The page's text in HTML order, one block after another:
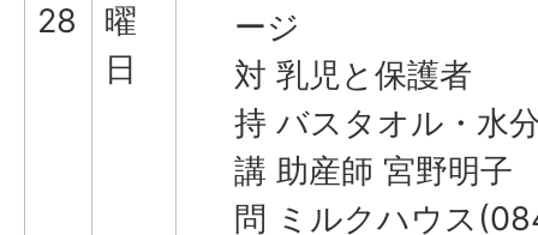
28
曜
日
ージ
対 乳児と保護者
持 バスタオル・水
講 助産師 宮野明子
問 ミルクハウス